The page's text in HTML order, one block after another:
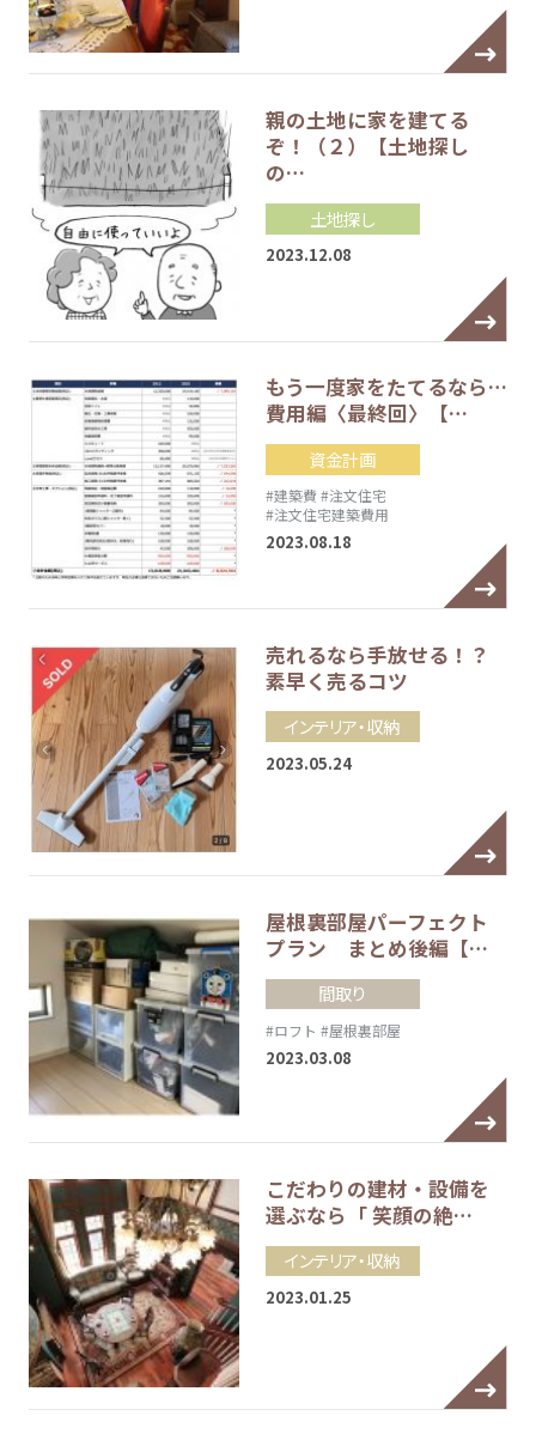
親の土地に家を建てる
ぞ！（２）【土地探し
の…
土地探し
2023.12.08
もう一度家をたてるなら…
費用編〈最終回〉【…
資金計画
#建築費 #注文住宅
#注文住宅建築費用
2023.08.18
売れるなら手放せる！？
素早く売るコツ
インテリア・収納
2023.05.24
屋根裏部屋パーフェクト
プラン まとめ後編【…
間取り
#ロフト #屋根裏部屋
2023.03.08
こだわりの建材・設備を
選ぶなら「 笑顔の絶…
インテリア・収納
2023.01.25